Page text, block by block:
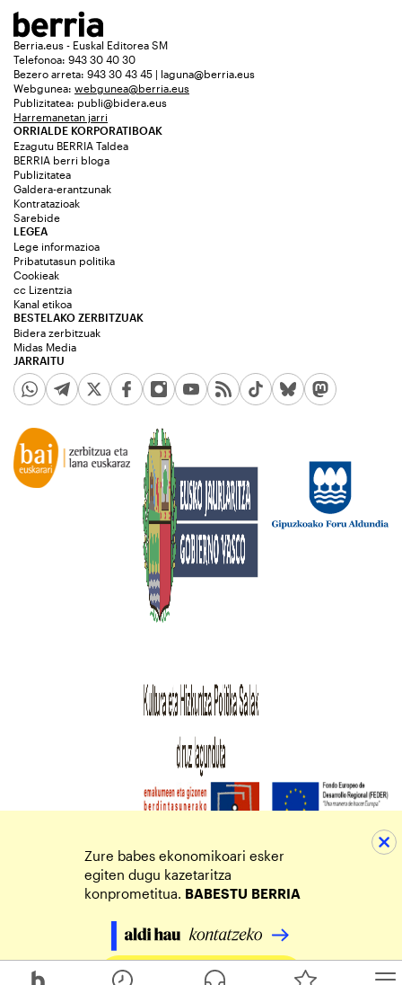
Berria.eus - Euskal Editorea SM
Telefonoa: 943 30 40 30
Bezero arreta: 943 30 43 45 | laguna@berria.eus
Webgunea: webgunea@berria.eus
Publizitatea: publi@bidera.eus
Harremanetan jarri
ORRIALDE KORPORATIBOAK
Ezagutu BERRIA Taldea
BERRIA berri bloga
Publizitatea
Galdera-erantzunak
Kontratazioak
Sarebide
JARRAITU
LEGEA
Lege informazioa
Pribatutasun politika
Cookieak
cc Lizentzia
Kanal etikoa
BESTELAKO ZERBITZUAK
Bidera zerbitzuak
Midas Media
Zure babes ekonomikoari esker
egiten dugu kazetaritza
konprometitua. BABESTU BERRIA
Egin zure ekarpena